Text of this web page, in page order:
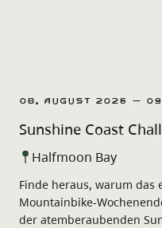
08. August 2026 –
Sunshine Coast
Halfmoon Bay
Finde heraus, warum das
Mountainbike-
der atemberaubenden